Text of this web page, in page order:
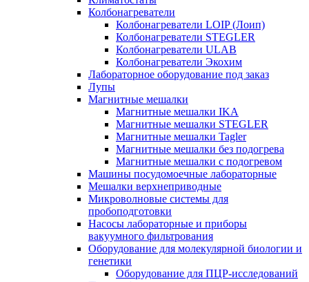
Колбонагреватели
Колбонагреватели LOIP (Лоип)
Колбонагреватели STEGLER
Колбонагреватели ULAB
Колбонагреватели Экохим
Лабораторное оборудование под заказ
Лупы
Магнитные мешалки
Магнитные мешалки IKA
Магнитные мешалки STEGLER
Магнитные мешалки Tagler
Магнитные мешалки без подогрева
Магнитные мешалки с подогревом
Машины посудомоечные лабораторные
Мешалки верхнеприводные
Микроволновые системы для
пробоподготовки
Насосы лабораторные и приборы
вакуумного фильтрования
Оборудование для молекулярной биологии и
генетики
Оборудование для ПЦР-исследований